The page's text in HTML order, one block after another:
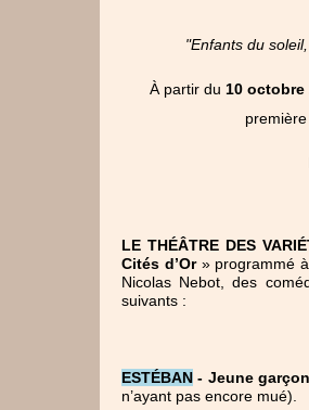
"Enfants du
À partir du 10 octobre
LE THÉÂTRE DES
Cités d’Or » programmé
Nicolas Nebot, des
suivants :
ESTÉBAN - Jeune
n’ayant pas encore mué).